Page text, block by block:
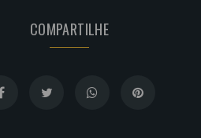
COMPARTILHE